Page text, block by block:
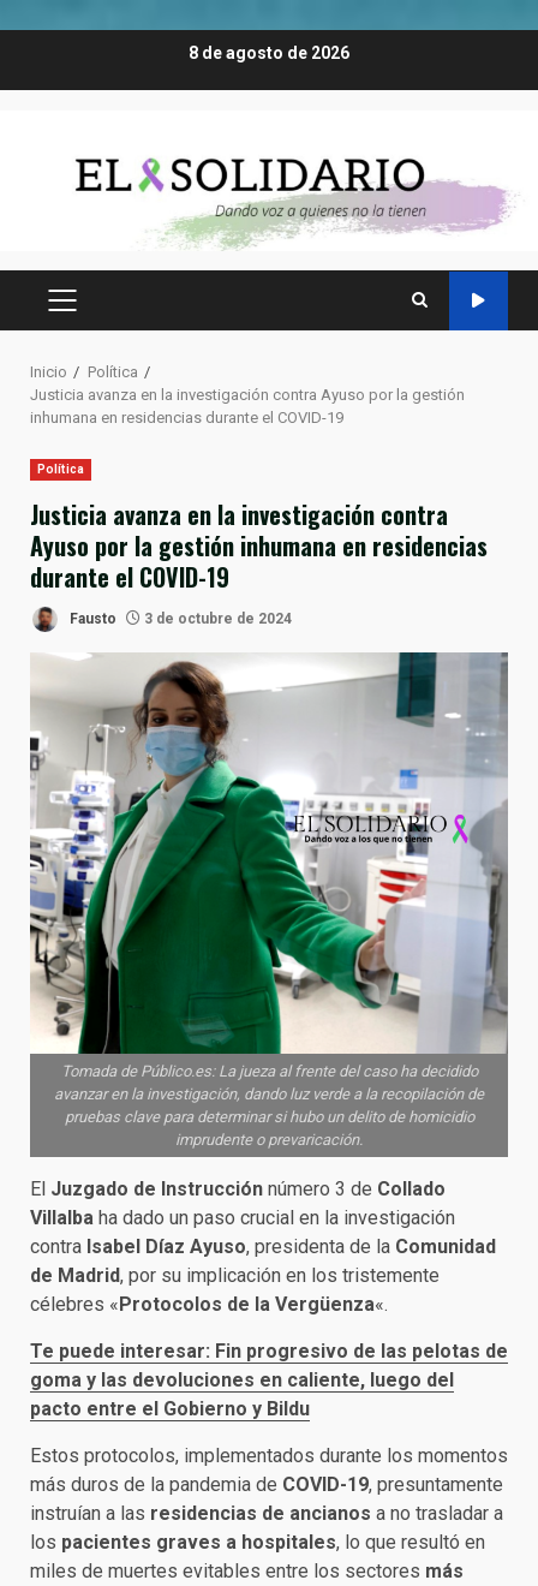
8 de agosto de 2026
MENÚ
Inicio
Política
Justicia avanza en la investigación contra Ayuso por la gestión
inhumana en residencias durante el COVID-19
Política
Justicia avanza en la investigación contra
Ayuso por la gestión inhumana en residencias
durante el COVID-19
Fausto 3 de octubre de 2024
Tomada de Público.es: La jueza al frente del caso ha decidido
avanzar en la investigación, dando luz verde a la recopilación de
pruebas clave para determinar si hubo un delito de homicidio
imprudente o prevaricación.
El Juzgado de Instrucción número 3 de Collado
Villalba ha dado un paso crucial en la investigación
contra Isabel Díaz Ayuso, presidenta de la Comunidad
de Madrid, por su implicación en los tristemente
célebres «Protocolos de la Vergüenza«.
Te puede interesar: Fin progresivo de las pelotas de
goma y las devoluciones en caliente, luego del
pacto entre el Gobierno y Bildu
Estos protocolos, implementados durante los momentos
más duros de la pandemia de COVID-19, presuntamente
instruían a las residencias de ancianos a no trasladar a
los pacientes graves a hospitales, lo que resultó en
miles de muertes evitables entre los sectores más